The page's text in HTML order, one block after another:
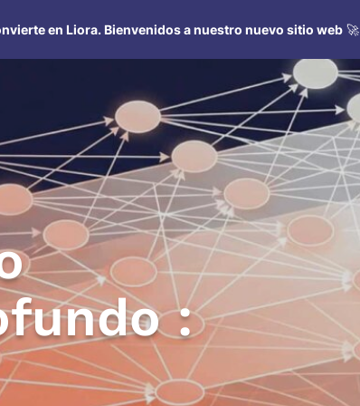
en Liora. Bienvenidos a nuestro nuevo sitio web🚀
: